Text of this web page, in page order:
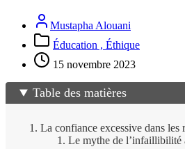
Mustapha Alouani
Éducation , Éthique
15 novembre 2023
Table des matières
La confiance excessive dans les
Le mythe de l’infaillibilité